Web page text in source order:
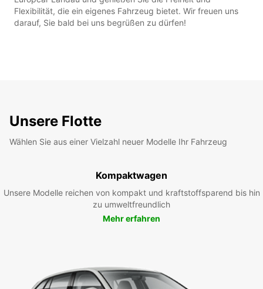
Flexibilität, die ein eigenes Fahrzeug bietet. Wir freuen uns
darauf, Sie bald bei uns begrüßen zu dürfen!
Unsere Flotte
Wählen Sie aus einer Vielzahl neuer Modelle Ihr Fahrzeug
Kompaktwagen
Unsere Modelle reichen von kompakt und kraftstoffsparend bis hin
zu umweltfreundlich
Mehr erfahren